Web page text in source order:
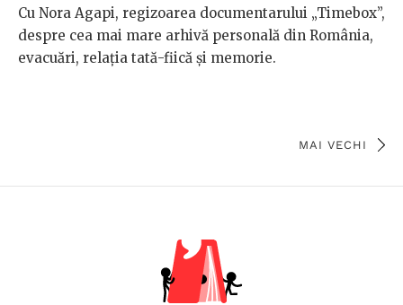
Cu Nora Agapi, regizoarea documentarului „Timebox”,
despre cea mai mare arhivă personală din România,
evacuări, relația tată-fiică și memorie.
MAI VECHI